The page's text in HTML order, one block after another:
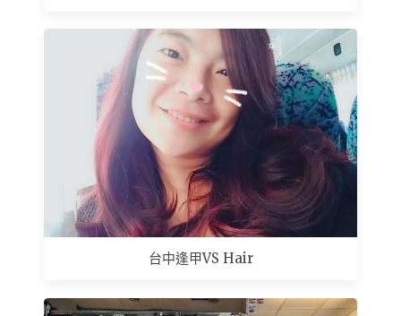
台中逢甲VS Hair